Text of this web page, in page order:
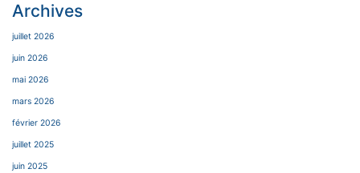
Archives
juillet 2026
juin 2026
mai 2026
mars 2026
février 2026
juillet 2025
juin 2025